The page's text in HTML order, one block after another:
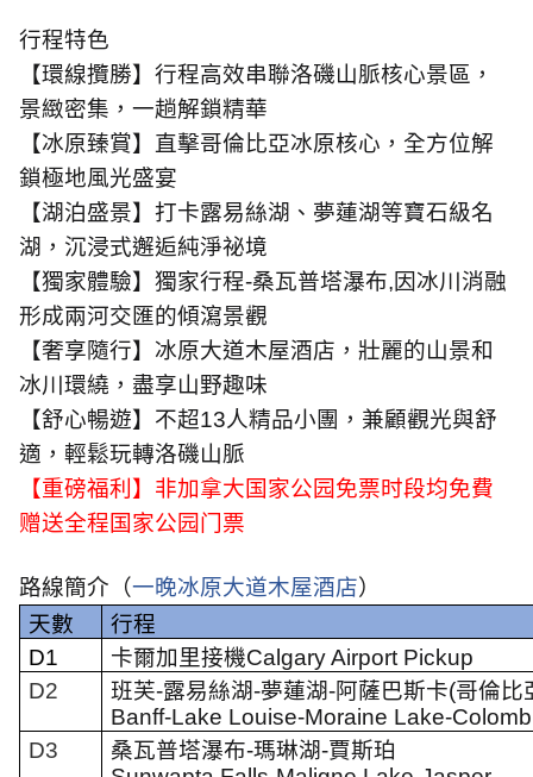
行程特色
【環線攬勝】行程高效串聯洛磯山脈核心景區，
景緻密集，一趟解鎖精華
【冰原臻賞】直擊哥倫比亞冰原核心，全方位解
鎖極地風光盛宴
【湖泊盛景】打卡露易絲湖、夢蓮湖等寶石級名
湖，沉浸式邂逅純淨祕境
【獨家體驗】獨家行程-桑瓦普塔瀑布,因冰川消融
形成兩河交匯的傾瀉景觀
【奢享隨行】冰原大道木屋酒店，壯麗的山景和
冰川環繞，盡享山野趣味
【舒心暢遊】不超13人精品小團，兼顧觀光與舒
適，輕鬆玩轉洛磯山脈
【重磅福利】非加拿大国家公园免票时段均免費
赠送全程国家公园门票
路線簡介（一晚冰原大道木屋酒店）
天數
行程
D1
卡爾加里接機Calgary Airport Pickup
D2
班芙-露易絲湖-夢蓮湖-阿薩巴斯卡(哥倫比
Banff-Lake Louise-Moraine Lake-
D3
桑瓦普塔瀑布-瑪琳湖-賈斯珀